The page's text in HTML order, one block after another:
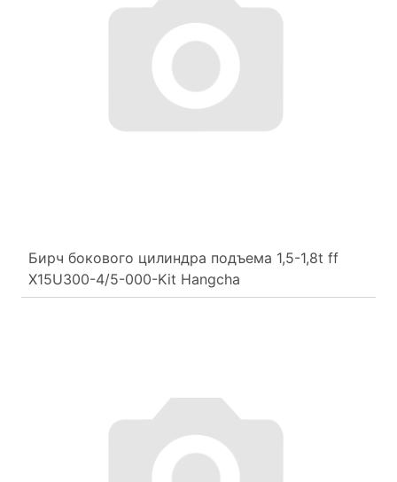
Бирч бокового цилиндра подъема 1,5-1,8t ff
X15U300-4/5-000-Kit Hangcha